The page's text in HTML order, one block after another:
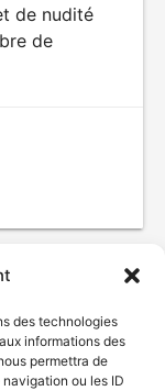
des technologies
informations des
permettra de
ou les ID
de nudité
de